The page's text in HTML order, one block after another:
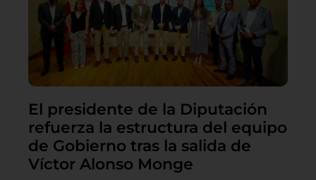
El presidente de la Diputación
refuerza la estructura del equipo
de Gobierno tras la salida de
Víctor Alonso Monge